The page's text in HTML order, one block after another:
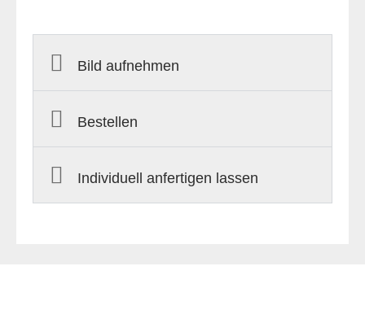
Bild aufnehmen
Bestellen
Individuell anfertigen lassen